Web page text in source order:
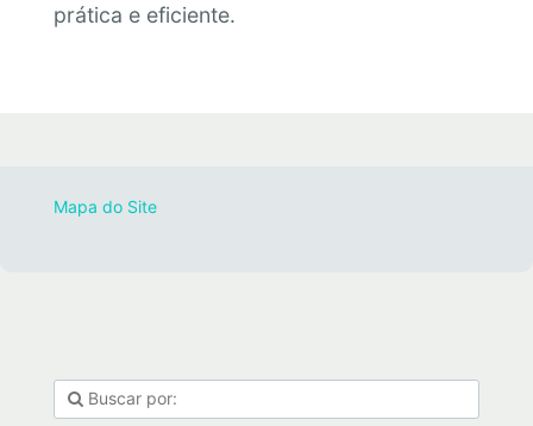
prática e eficiente.
Mapa do Site